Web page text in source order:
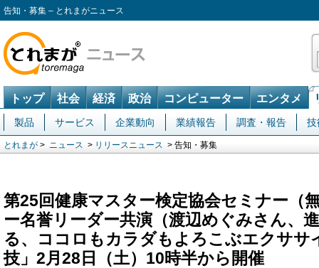
告知・募集 – とれまがニュース
トップ 社会 経済 政治 コンピューター エンタメ
製品 サービス 企業動向 業績報告 調査・報告 技
とれまが > ニュース > リリースニュース > 告知・募集
第25回健康マスター検定協会セミナー（
ー名誉リーダー共演（渡辺めぐみさん、
る、ココロもカラダもよろこぶエクササ
技」2月28日（土）10時半から開催